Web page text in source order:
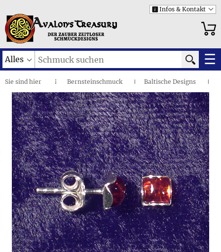
i Infos & Kontakt
Alles ☰
Sie sind hier ◌ Bernsteinschmuck I Baltische Designs I
Gefasstes Bernsteinquadrat • Ohrstecker